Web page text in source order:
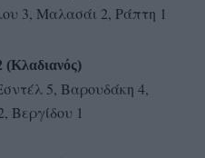
3, Μαλασάι 2, Ράπτη 1
5, Βαρουδάκη 4,
Βεργίδου 1